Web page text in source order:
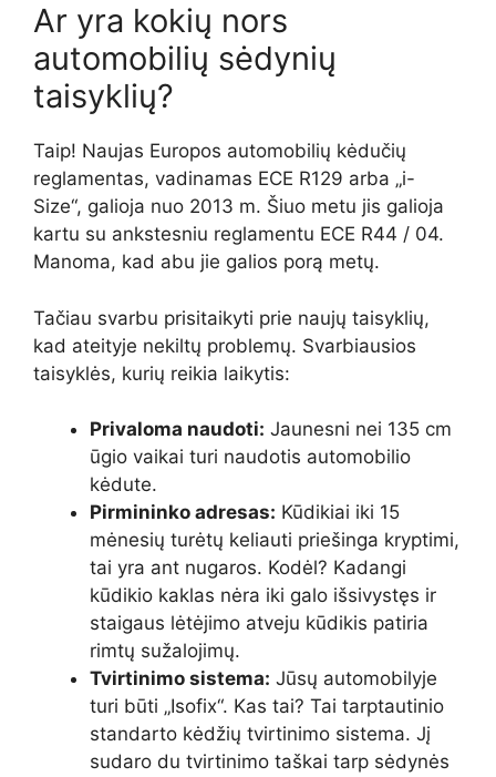
Ar yra kokių nors
automobilių sėdynių
taisyklių?
Taip! Naujas Europos automobilių kėdučių
reglamentas, vadinamas ECE R129 arba „i-
Size“, galioja nuo 2013 m. Šiuo metu jis galioja
kartu su ankstesniu reglamentu ECE R44 / 04.
Manoma, kad abu jie galios porą metų.
Tačiau svarbu prisitaikyti prie naujų taisyklių,
kad ateityje nekiltų problemų. Svarbiausios
taisyklės, kurių reikia laikytis:
Privaloma naudoti: Jaunesni nei 135 cm
ūgio vaikai turi naudotis automobilio
kėdute.
Pirmininko adresas: Kūdikiai iki 15
mėnesių turėtų keliauti priešinga kryptimi,
tai yra ant nugaros. Kodėl? Kadangi
kūdikio kaklas nėra iki galo išsivystęs ir
staigaus lėtėjimo atveju kūdikis patiria
rimtų sužalojimų.
Tvirtinimo sistema: Jūsų automobilyje
turi būti „Isofix“. Kas tai? Tai tarptautinio
standarto kėdžių tvirtinimo sistema. Jį
sudaro du tvirtinimo taškai tarp sėdynės